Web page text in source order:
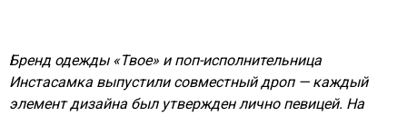
Бренд одежды «Твое» и поп-исполнительница
Инстасамка выпустили совместный дроп — каждый
элемент дизайна был утвержден лично певицей. На